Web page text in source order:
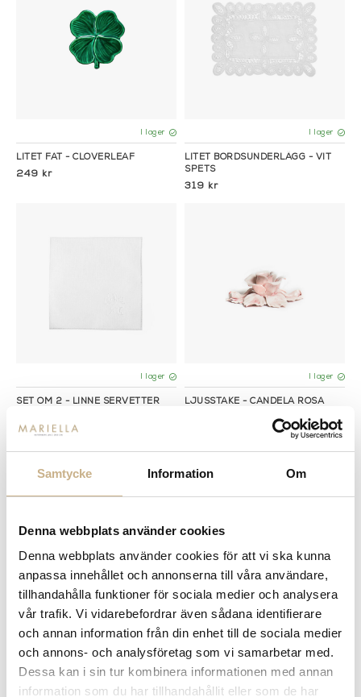
Samtycke Information Om
Denna webbplats använder cookies
Denna webbplats använder cookies för att vi ska kunna
anpassa innehållet och annonserna till våra användare,
tillhandahålla funktioner för sociala medier och analysera
vår trafik. Vi vidarebefordrar även sådana identifierare
och annan information från din enhet till de sociala medier
och annons- och analysföretag som vi samarbetar med.
Dessa kan i sin tur kombinera informationen med annan
information som du har tillhandahållit eller som de har
I lager
LITET FAT - CLOVERLEAF
249 kr
I lager
LITET BORDSUNDERLÄGG - VIT
SPETS
319 kr
I lager
SET OM 2 - LINNE SERVETTER
I lager
LJUSSTAKE - CANDELA ROSA
Fler varianter I lager
SERVETTRINGAR - SET OM 2
385 kr
FAT - LA VIE EN ROSE
459 kr